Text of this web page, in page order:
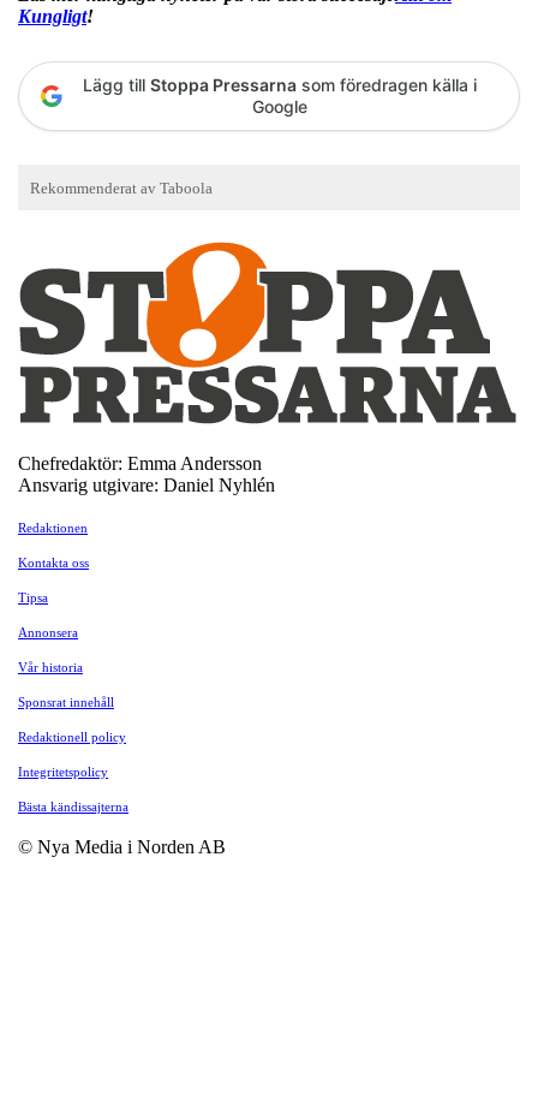
Kungligt!
Lägg till Stoppa Pressarna som föredragen källa i
Google
Chefredaktör: Emma Andersson
Ansvarig utgivare: Daniel Nyhlén
Redaktionen
Kontakta oss
Tipsa
Annonsera
Vår historia
Sponsrat innehåll
Redaktionell policy
Integritetspolicy
Bästa kändissajterna
© Nya Media i Norden AB